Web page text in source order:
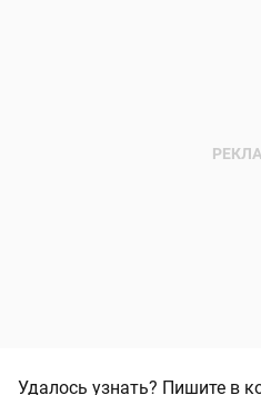
Удалось узнать? Пишите в